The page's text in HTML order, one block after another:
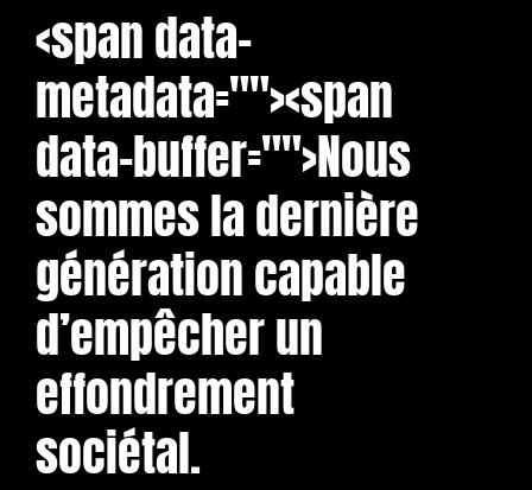
<span data-
metadata=""><span
data-buffer="">Nous
sommes la dernière
génération capable
d’empêcher un
effondrement
sociétal.